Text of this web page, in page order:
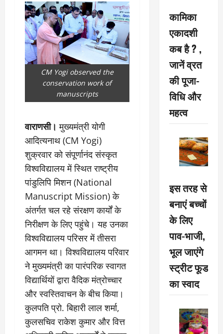
CM Yogi observed the
conservation work of
manuscripts
वाराणसी। मुख्यमंत्री योगी
आदित्यनाथ (CM Yogi)
शुक्रवार को संपूर्णानंद संस्कृत
विश्वविद्यालय में स्थित राष्ट्रीय
पांडुलिपि मिशन (National
Manuscript Mission) के
अंतर्गत चल रहे संरक्षण कार्यों के
निरीक्षण के लिए पहुंचे। यह उनका
विश्वविद्यालय परिसर में तीसरा
आगमन था। विश्वविद्यालय परिवार
ने मुख्यमंत्री का पारंपरिक स्वागत
विद्यार्थियों द्वारा वैदिक मंत्रोच्चार
और स्वस्तिवाचन के बीच किया।
कुलपति प्रो. बिहारी लाल शर्मा,
कुलसचिव राकेश कुमार और वित्त
कामिका
एकादशी
कब है ? ,
जानें व्रत
की पूजा-
विधि और
महत्व
इस तरह से
बनाएं बच्चों
के लिए
पाव-भाजी,
भूल जाएंगे
स्ट्रीट फूड
का स्वाद